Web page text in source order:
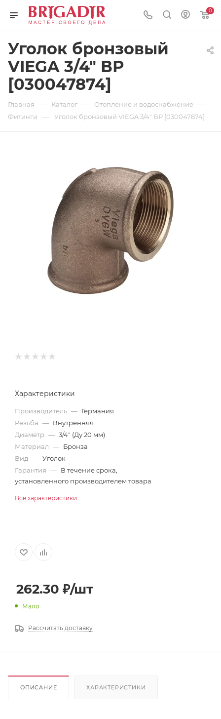
0
Уголок бронзовый
VIEGA 3/4" ВР
[030047874]
Главная — Каталог — Отопление и водоснабжение —
Фитинги — Уголок бронзовый VIEGA 3/4" ВР [030047874]
Характеристики
Производитель — Германия
Резьба — Внутренняя
Диаметр — 3/4" (Ду 20 мм)
Материал — Бронза
Вид — Уголок
Гарантия — В течение срока,
установленного производителем товара
Все характеристики
262.30 ₽/шт
Мало
Рассчитать доставку
ОПИСАНИЕ ХАРАКТЕРИСТИКИ